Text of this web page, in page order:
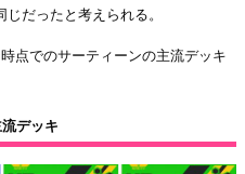
だったと考えられる。
点でのサーティーンの主流デッキ
デッキ